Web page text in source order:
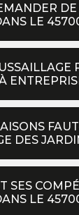
LE
DES
SES
LE